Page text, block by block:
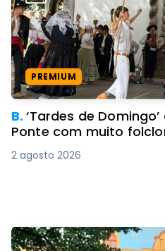
PREMIUM
B.‘Tardes de
Ponte com muito
2 agosto 2026